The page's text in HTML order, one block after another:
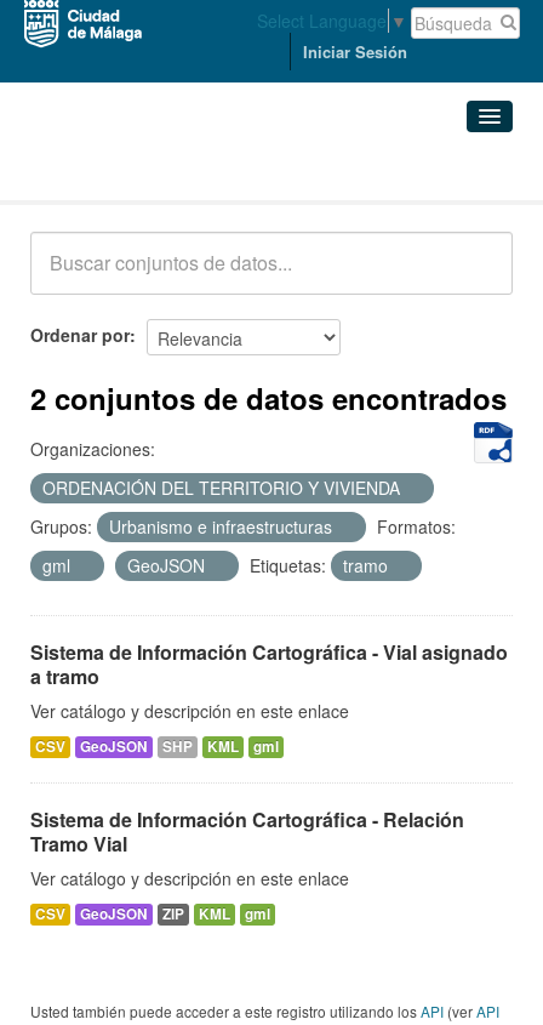
Select Language ▼
Iniciar Sesión
Acerca de
Ordenar por
2 conjuntos de datos encontrados
Organizaciones:
ORDENACIÓN DEL TERRITORIO Y VIVIENDA
Grupos:
Urbanismo e infraestructuras
Formatos:
gml
GeoJSON Etiquetas: tramo
Sistema de Información Cartográfica - Vial asignado
a tramo
Ver catálogo y descripción en este enlace
CSV GeoJSON SHP KML gml
Sistema de Información Cartográfica - Relación
Tramo Vial
Ver catálogo y descripción en este enlace
CSV GeoJSON ZIP KML gml
Usted también puede acceder a este registro utilizando losAPI (verAPI